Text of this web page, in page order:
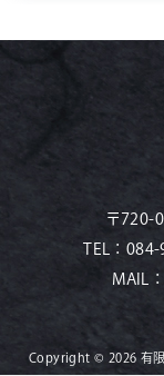
〒720-
TEL： 084-
MAIL：
Copyright © 2026 有